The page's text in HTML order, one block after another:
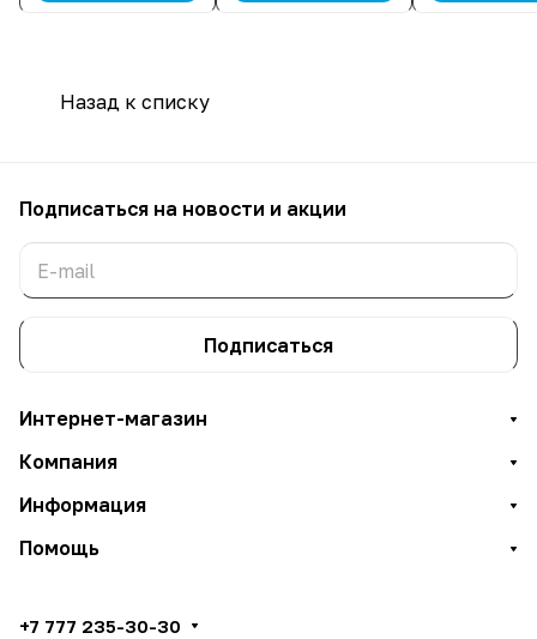
Назад к списку
Подписаться на новости и акции
Подписаться
Интернет-магазин
Компания
Информация
Помощь
+7 777 235-30-30